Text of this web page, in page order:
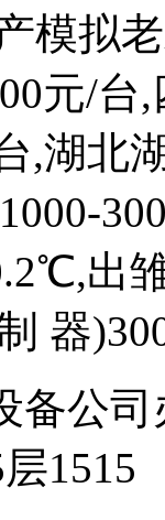
模拟
元/
,湖北
出
器
备公
1515